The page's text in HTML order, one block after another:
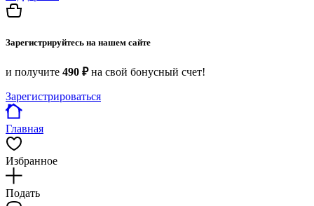
Зарегистрируйтесь на нашем сайте
и получите 490 ₽на свой бонусный счет!
Зарегистрироваться
Главная
Избранное
Подать